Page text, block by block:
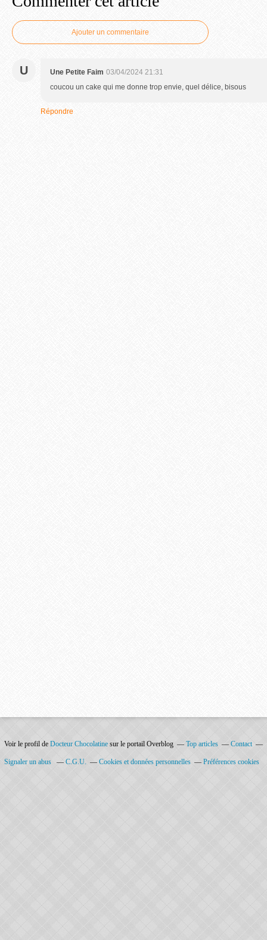
Ajouter un commentaire
U Une Petite Faim 03/04/2024 21:31
coucou un cake qui me donne trop envie, quel délice, bisous
Répondre
Voir le profil de Docteur Chocolatine sur le portail Overblog Top articles Contact
Signaler un abus C.G.U. Cookies et données personnelles Préférences cookies